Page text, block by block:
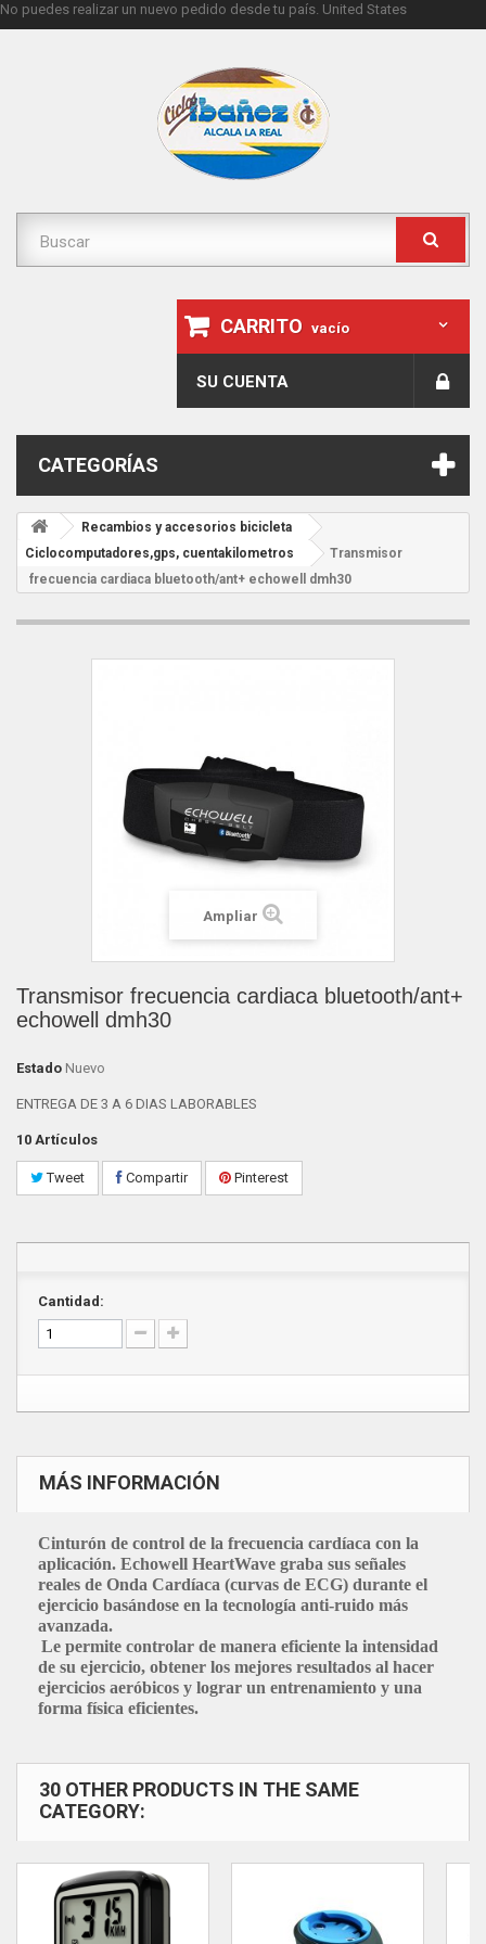
No puedes realizar un nuevo pedido desde tu país. United States
CARRITO vacío
SU CUENTA
CATEGORÍAS
Recambios y accesorios bicicleta
Ciclocomputadores,gps, cuentakilometros
Transmisor
frecuencia cardiaca bluetooth/ant+ echowell dmh30
Ampliar
Transmisor frecuencia cardiaca bluetooth/ant+
echowell dmh30
Estado Nuevo
ENTREGA DE 3 A 6 DIAS LABORABLES
10 Artículos
Tweet Compartir Pinterest
Cantidad:
MÁS INFORMACIÓN
Cinturón de control de la frecuencia cardíaca con la
aplicación. Echowell HeartWave graba sus señales
reales de Onda Cardíaca (curvas de ECG) durante el
ejercicio basándose en la tecnología anti-ruido más
avanzada.
Le permite controlar de manera eficiente la intensidad
de su ejercicio, obtener los mejores resultados al hacer
ejercicios aeróbicos y lograr un entrenamiento y una
forma física eficientes.
30 OTHER PRODUCTS IN THE SAME
CATEGORY: